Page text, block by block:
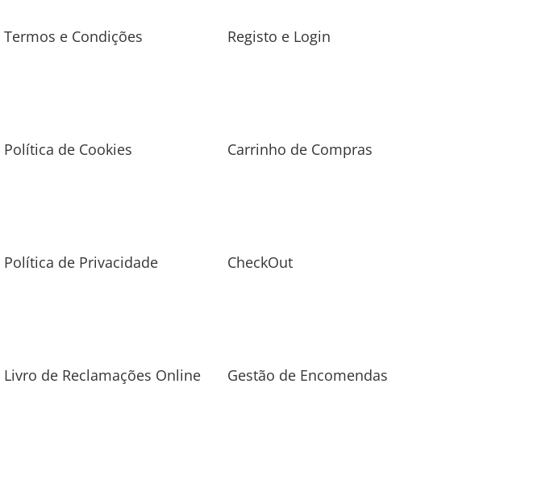
Termos e Condições
Política de Cookies
Política de Privacidade
Livro de Reclamações Online
Registo e Login
Carrinho de Compras
CheckOut
Gestão de Encomendas